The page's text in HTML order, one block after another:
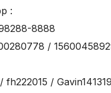
:
8888
/
fh222015 /